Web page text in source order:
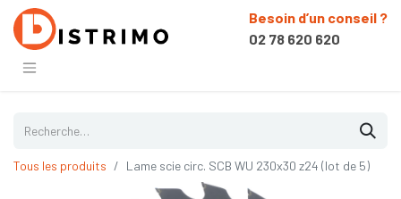
Besoin d’un conseil ?
02 78 620 620
Tous les produits Lame scie circ. SCB WU 230x30 z24 (lot de 5)